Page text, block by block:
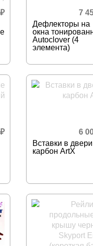
₽
Дефлекторы на
окна
Autoclover (4
элемента)
7
₽
Вставки в двери
карбон ArtX
6